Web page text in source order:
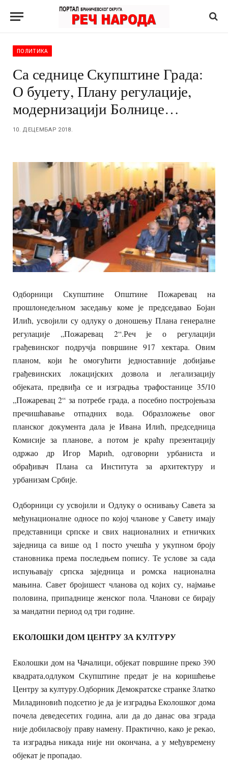
ПОЛИТИКА
Са седнице Скупштине Града:
О буџету, Плану регулације,
модернизацији Болнице…
10. ДЕЦЕМБАР 2018.
Oдборници Скупштине Општине Пожаревац на
прошлонедељном заседању коме је председавао Бојан
Илић, усвојили су одлуку о доношењу Плана генералне
регулације „Пожаревац 2“.Реч је о регулацији
грађевинског подручја површине 917 хектара. Овим
планом, који ће омогућити једноставније добијање
грађевинских локацијских дозвола и легализацију
објеката, предвиђа се и изградња трафостанице 35/10
„Пожаревац 2“ за потребе града, а посебно постројењаза
пречишћавање отпадних вода. Образложење овог
планског документа дала је Ивана Илић, председница
Комисије за планове, а потом је краћу презентацију
одржао др Игор Марић, одговорни урбаниста и
обрађивач Плана са Института за архитектуру и
урбанизам Србије.
Одборници су усвојили и Одлуку о оснивању Савета за
међунационалне односе по којој чланове у Савету имају
представници српске и свих националних и етничких
заједница са више од 1 посто учешћа у укупном броју
становника према последњем попису. Те услове за сада
испуњавају српска заједница и ромска национална
мањина. Савет бројишест чланова од којих су, најмање
половина, припаднице женског пола. Чланови се бирају
за мандатни период од три године.
ЕКОЛОШКИ ДОМ ЦЕНТРУ ЗА КУЛТУРУ
Еколошки дом на Чачалици, објекат површине преко 390
квадрата,одлуком Скупштине предат је на коришћење
Центру за културу.Одборник Демократске странке Златко
Миладиновић подсетио је да је изградња Еколошког дома
почела деведесетих година, али да до данас ова зграда
није добиласвоју праву намену. Практично, како је рекао,
та изградња никада није ни окончана, а у међувремену
објекат је пропадао.